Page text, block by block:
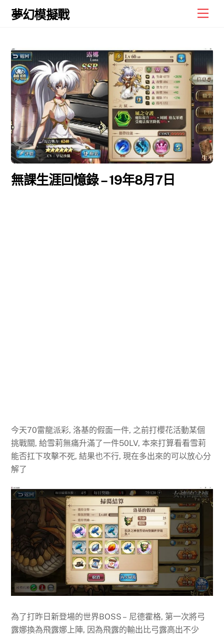
Skip
夢幻模擬戰
無課生涯回憶錄 – 19年8月7日
今天70雷龍派彩, 洛基的假面一件, 之前打櫻花活動某個
挑戰關, 給雪莉無痛升滿了一件50LV, 本來打算看看雪莉
能否扛下攻擊不死, 結果也不行, 現在多出來的可以放心分
解了
為了打昨日新登場的世界BOSS – 尼德霍格, 第一次將弓
露娜換為飛露娜上陣, 因為飛露的輸出比弓露高出不少